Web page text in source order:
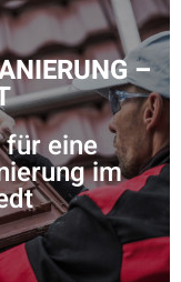
–
eine
im